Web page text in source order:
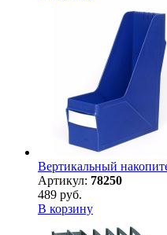
Вертикальный
Артикул: 78250
489 руб.
В корзину